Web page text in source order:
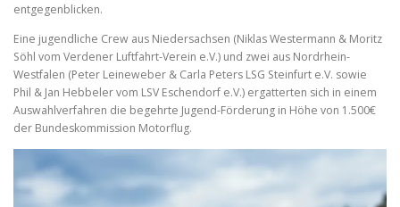
entgegenblicken.
Eine jugendliche Crew aus Niedersachsen (Niklas Westermann & Moritz
Söhl vom Verdener Luftfahrt-Verein e.V.) und zwei aus Nordrhein-
Westfalen (Peter Leineweber & Carla Peters LSG Steinfurt e.V. sowie
Phil & Jan Hebbeler vom LSV Eschendorf e.V.) ergatterten sich in einem
Auswahlverfahren die begehrte Jugend-Förderung in Höhe von 1.500€
der Bundeskommission Motorflug.